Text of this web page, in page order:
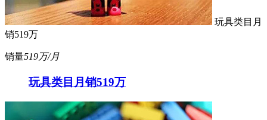
玩具类目月
销519万
销量519万/月
玩具类目月销519万